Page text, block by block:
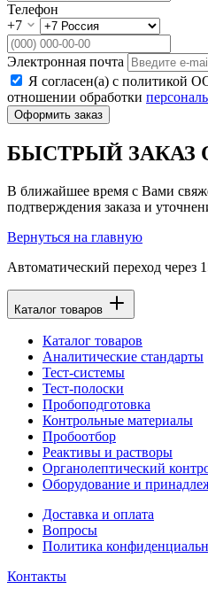
Телефон
+7
Электронная почта
Я согласен(а) с
отношении обработки
Оформить заказ
БЫСТРЫЙ ЗАКАЗ
В ближайшее время с Вами
подтверждения заказа и
Вернуться на главную
Автоматический переход через
Каталог товаров
Каталог товаров
Аналитические стандарты
Тест-системы
Тест-полоски
Пробоподготовка
Контрольные материалы
Пробоотбор
Реактивы и растворы
Органолептический
Оборудование и
Доставка и оплата
Вопросы
Политика
Контакты